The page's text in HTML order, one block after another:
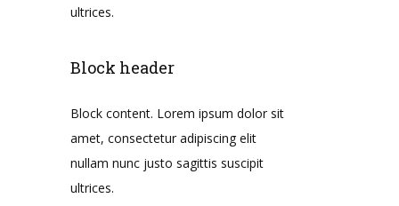
ultrices.
Block header
Block content. Lorem ipsum dolor sit
amet, consectetur adipiscing elit
nullam nunc justo sagittis suscipit
ultrices.